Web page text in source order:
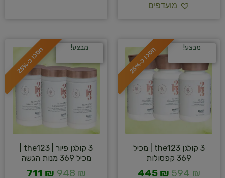
מועדפים
ח
ס
כ
ו
כ
-
2
5
% מבצע!
3 קולגן the123 | מכיל
369 קפסולות
594 ₪
445 ₪
ח
ס
כ
ו
כ
-
2
5
% מבצע!
מכיל 369 מנות הגשה
948 ₪
711 ₪